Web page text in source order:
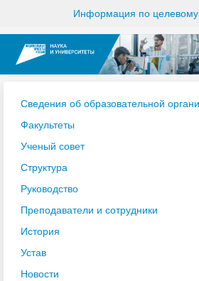
Информация по целевому
Сведения об образовательной
Факультеты
Ученый совет
Структура
Руководство
Преподаватели и сотрудники
История
Устав
Новости